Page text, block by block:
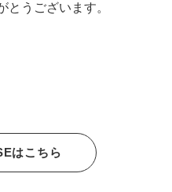
とうございます。
はこちら